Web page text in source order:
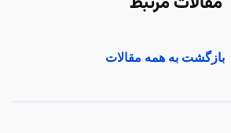
بازگشت به همه مقالات